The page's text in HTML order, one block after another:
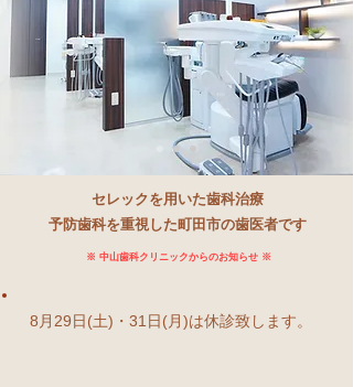
セレックを用いた歯科治療
予防歯科を重視した​町田市の歯医者です
​※ 中山歯科クリニックからのお知らせ ※
8月29日(土)・31日(月)は休診致します。